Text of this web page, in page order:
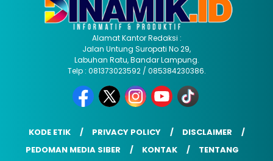
Alamat Kantor Redaksi :
Jalan Untung Suropati No 29,
Labuhan Ratu, Bandar Lampung.
Telp : 081373023592 / 085384230386.
KODE ETIK PRIVACY POLICY
DISCLAIMER
PEDOMAN MEDIA SIBER
KONTAK TENTANG